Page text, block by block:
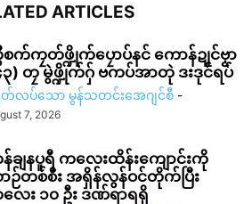
ARTICLES
က်ကၠတ်ဖ္ဍိုက်ပၠောပ်နင် ကောန်ဍုင်ဗၟာ
၃) တၠ မွဲဖ္ဍိုက်ဂှ် ဗကပ်အာတုဲ ဒးဒုင်ရပ်
လပ်သော မွန်သတင်းအေဂျင်စီ -
7, 2026
ချနပူရီ ကလေးထိန်းကျောင်းကို
ဉ်တစ်စီး အရှိန်လွန်ဝင်တိုက်ပြီး
ေး ၁၀ ဦး ဒဏ်ရာရရှိ